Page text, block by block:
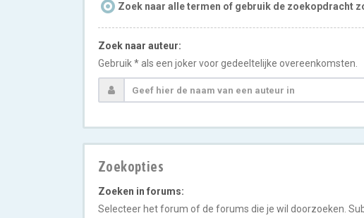
Zoek naar alle termen of gebruik de zoekopdracht
Zoek naar auteur:
Gebruik * als een joker voor gedeeltelijke overeenkomsten.
Zoekopties
Zoeken in forums:
Selecteer het forum of de forums die je wil doorzoeken.